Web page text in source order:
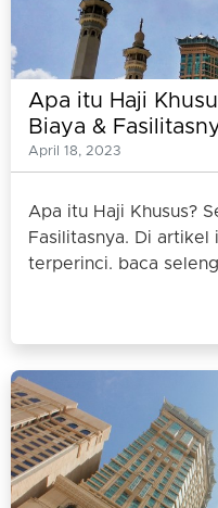
Apa itu Haji
Biaya &
April 18, 2023
Apa itu Haji Khusus?
Fasilitasnya. Di artikel
terperinci. baca